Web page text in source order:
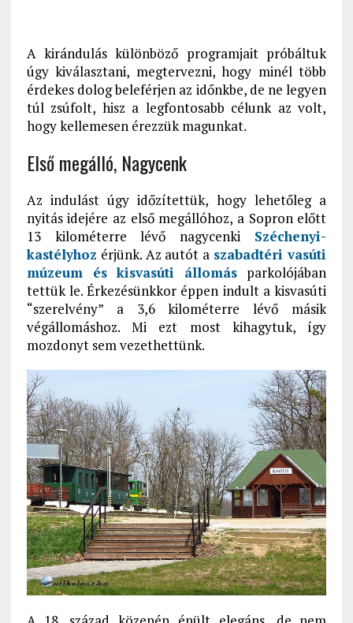
A kirándulás különböző programjait próbáltuk
úgy kiválasztani, megtervezni, hogy minél több
érdekes dolog beleférjen az időnkbe, de ne legyen
túl zsúfolt, hisz a legfontosabb célunk az volt,
hogy kellemesen érezzük magunkat.
Első megálló, Nagycenk
Az indulást úgy időzítettük, hogy lehetőleg a
nyitás idejére az első megállóhoz, a Sopron előtt
13 kilométerre lévő nagycenki Széchenyi-
kastélyhoz érjünk. Az autót a szabadtéri vasúti
múzeum és kisvasúti állomás parkolójában
tettük le. Érkezésünkkor éppen indult a kisvasúti
“szerelvény” a 3,6 kilométerre lévő másik
végállomáshoz. Mi ezt most kihagytuk, így
mozdonyt sem vezethettünk.